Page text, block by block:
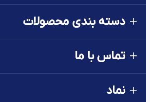
دسته بندی محصولات
تماس با ما
نماد